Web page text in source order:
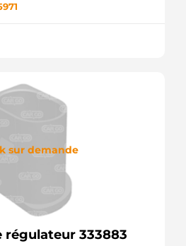
sur demande
régulateur 333883